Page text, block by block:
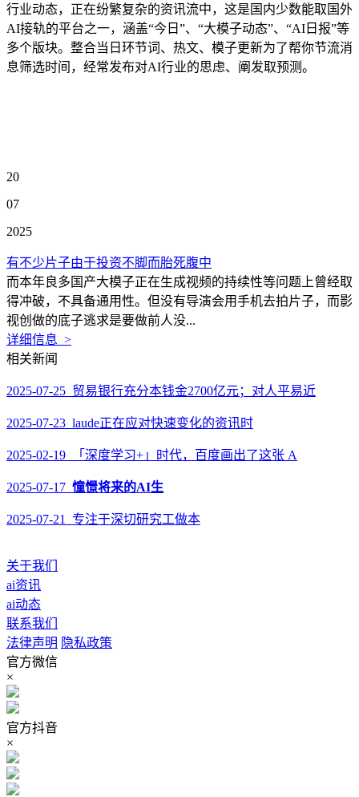
行业动态，正在纷繁复杂的资讯流中，这是国内少数能取国外
AI接轨的平台之一，涵盖“今日”、“大模子动态”、“AI日报”等
多个版块。整合当日环节词、热文、模子更新为了帮你节流消
息筛选时间，经常发布对AI行业的思虑、阐发取预测。
20
07
2025
有不少片子由于投资不脚而胎死腹中
而本年良多国产大模子正在生成视频的持续性等问题上曾经取
得冲破，不具备通用性。但没有导演会用手机去拍片子，而影
视创做的底子逃求是要做前人没...
详细信息 >
相关新闻
2025-07-25 贸易银行充分本钱金2700亿元；对人平易近
2025-07-23 laude正在应对快速变化的资讯时
2025-02-19 「深度学习+」时代，百度画出了这张 A
2025-07-17 憧憬将来的AI生
2025-07-21 专注于深切研究工做本
关于我们
ai资讯
ai动态
联系我们
法律声明 隐私政策
官方微信
×
官方抖音
×